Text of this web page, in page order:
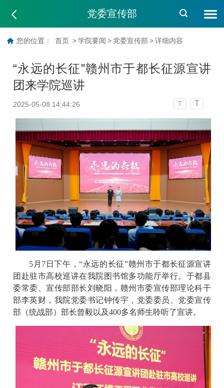
党委宣传部
您的位置： 首页 > 学院要闻 > 党委宣传部 > 详细内容
“永远的长征”赣州市于都长征源宣讲
团来学院巡讲
2025-05-08 14:44:26 T T
5月7日下午，“永远的长征”赣州市于都长征源宣讲
团赴驻市高校巡讲在我院图书馆多功能厅举行。于都县
委常委、宣传部部长刘晓阳，赣州市委宣传部理论科干
部李英财，我院党委书记钟传宇，党委委员、党委宣传
部（统战部）部长曾毅以及400多名师生聆听了宣讲。